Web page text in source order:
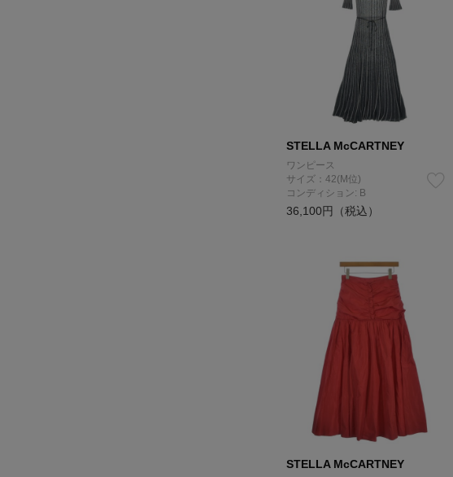
STELLA McCARTNEY
ワンピース
サイズ：42(M位)
コンディション: B
36,100円（税込）
STELLA McCARTNEY